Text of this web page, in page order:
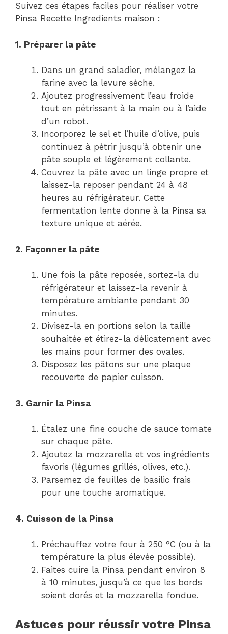
Suivez ces étapes faciles pour réaliser votre
Pinsa Recette Ingredients maison :
1. Préparer la pâte
Dans un grand saladier, mélangez la
farine avec la levure sèche.
Ajoutez progressivement l’eau froide
tout en pétrissant à la main ou à l’aide
d’un robot.
Incorporez le sel et l’huile d’olive, puis
continuez à pétrir jusqu’à obtenir une
pâte souple et légèrement collante.
Couvrez la pâte avec un linge propre et
laissez-la reposer pendant 24 à 48
heures au réfrigérateur. Cette
fermentation lente donne à la Pinsa sa
texture unique et aérée.
2. Façonner la pâte
Une fois la pâte reposée, sortez-la du
réfrigérateur et laissez-la revenir à
température ambiante pendant 30
minutes.
Divisez-la en portions selon la taille
souhaitée et étirez-la délicatement avec
les mains pour former des ovales.
Disposez les pâtons sur une plaque
recouverte de papier cuisson.
3. Garnir la Pinsa
Étalez une fine couche de sauce tomate
sur chaque pâte.
Ajoutez la mozzarella et vos ingrédients
favoris (légumes grillés, olives, etc.).
Parsemez de feuilles de basilic frais
pour une touche aromatique.
4. Cuisson de la Pinsa
Préchauffez votre four à 250 °C (ou à la
température la plus élevée possible).
Faites cuire la Pinsa pendant environ 8
à 10 minutes, jusqu’à ce que les bords
soient dorés et la mozzarella fondue.
Astuces pour réussir votre Pinsa